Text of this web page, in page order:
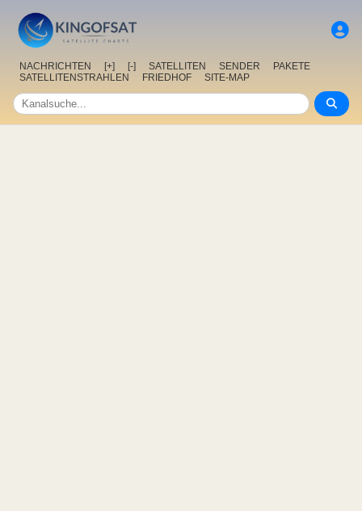
NACHRICHTEN [+] [-] SATELLITEN SENDER
PAKETE
SATELLITENSTRAHLEN
FRIEDHOF SITE-MAP